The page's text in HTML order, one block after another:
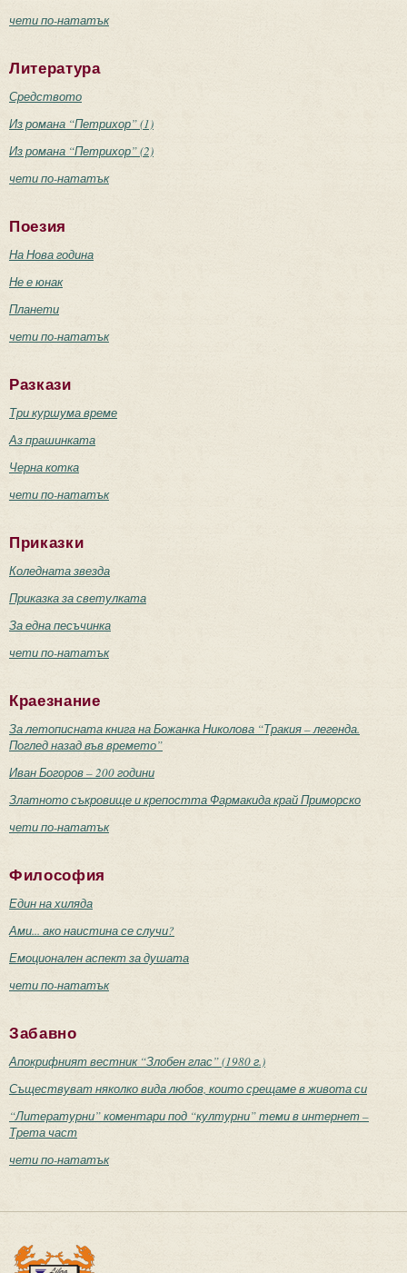
чети по-нататък
Литература
Средството
Из романа “Петрихор” (1)
Из романа “Петрихор” (2)
чети по-нататък
Поезия
На Нова година
Не е юнак
Планети
чети по-нататък
Разкази
Три куршума време
Аз прашинката
Черна котка
чети по-нататък
Приказки
Коледната звезда
Приказка за светулката
За една песъчинка
чети по-нататък
Краезнание
За летописната книга на Божанка Николова “Тракия – легенда.
Поглед назад във времето”
Иван Богоров – 200 години
Златното съкровище и крепостта Фармакида край Приморско
чети по-нататък
Философия
Един на хиляда
Ами... ако наистина се случи?
Емоционален аспект за душата
чети по-нататък
Забавно
Апокрифният вестник “Злобен глас” (1980 г.)
Съществуват няколко вида любов, които срещаме в живота си
“Литературни” коментари под “културни” теми в интернет –
Трета част
чети по-нататък